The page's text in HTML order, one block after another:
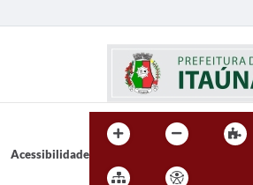
Acessibilidade